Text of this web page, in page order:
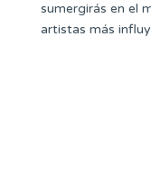
sumergirás en el
artistas más